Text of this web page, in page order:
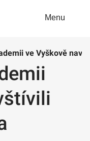
Menu
ve Vyškově